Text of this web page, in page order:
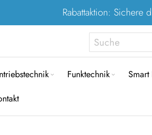
Rabattaktion: Sichere
Direkt
zum
Inhalt
Funktechnik